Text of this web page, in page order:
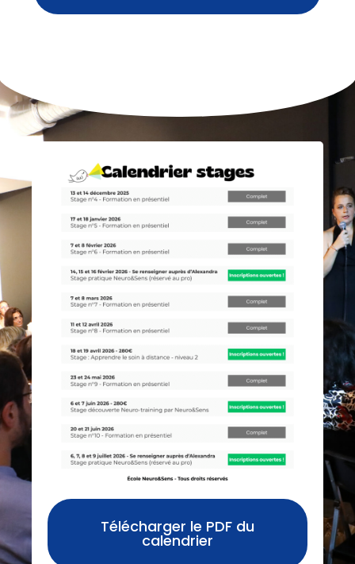
Télécharger le PDF du
calendrier